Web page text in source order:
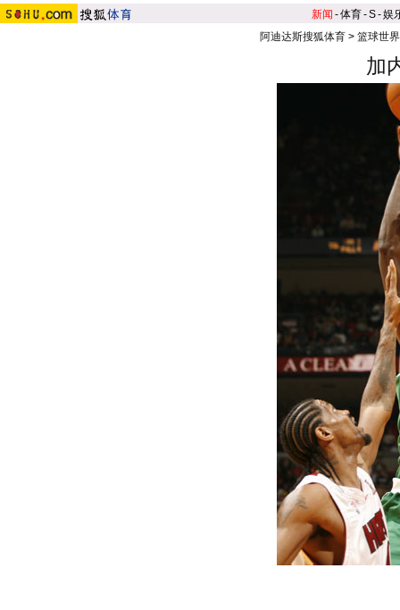
新闻 -体育-S-娱
阿迪达斯搜狐体育> 篮球世界
加